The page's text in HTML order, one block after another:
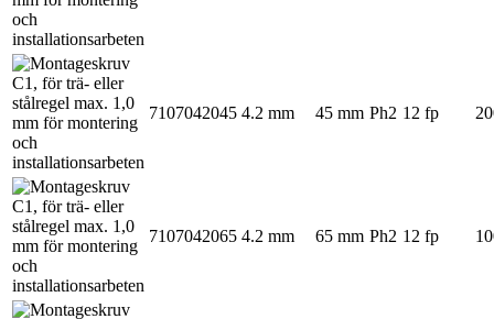
7107042045 4.2 mm 45 mm Ph2 12 fp
7107042065 4.2 mm 65 mm Ph2 12 fp